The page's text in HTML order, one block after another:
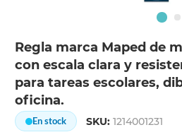
Regla marca Maped de
con escala clara y
para tareas escolares,
oficina.
En stock SKU:1214001231